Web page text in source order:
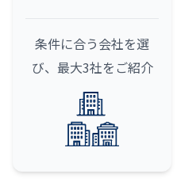
条件に合う会社を選
び、最大3社をご紹介